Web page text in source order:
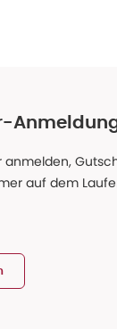
anmelden,
auf dem